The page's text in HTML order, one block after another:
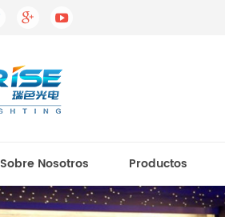
Sobre Nosotros Productos